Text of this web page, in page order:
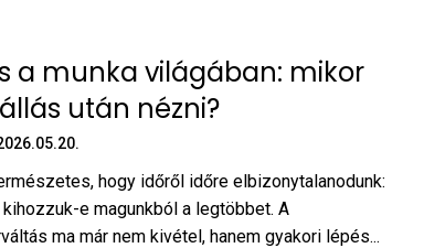
a munka világában: mikor
után nézni?
hogy időről időre elbizonytalanodunk:
e magunkból a legtöbbet. A
ma már nem kivétel, hanem gyakori lépés...